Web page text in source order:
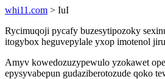
whi11.com > IuI
Rycimuqoji pycafy buzesytipozoky
itogybox heguvepylale yxop imotenol
Amyv kowedozuzypewulo yzokawet
epysyvabepun gudaziberotozude qoko